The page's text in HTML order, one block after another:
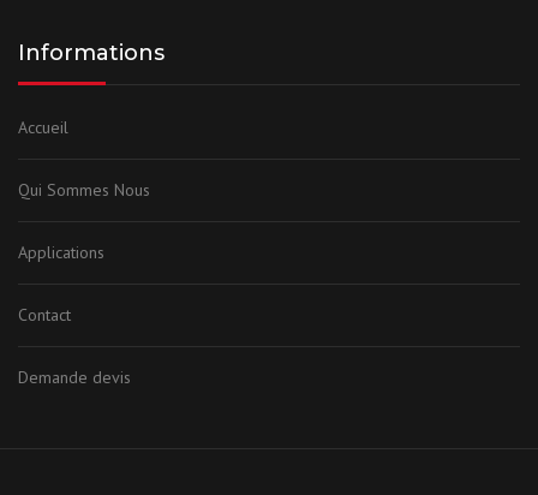
Informations
Accueil
Qui Sommes Nous
Applications
Contact
Demande devis